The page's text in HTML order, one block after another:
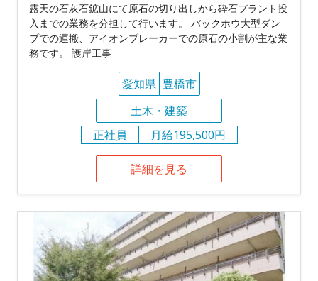
露天の石灰石鉱山にて原石の切り出しから砕石プラント投
入までの業務を分担して行います。 バックホウ大型ダン
プでの運搬、アイオンブレーカーでの原石の小割が主な業
務です。 護岸工事
愛知県 豊橋市
土木・建築
正社員
月給195,500円
詳細を見る